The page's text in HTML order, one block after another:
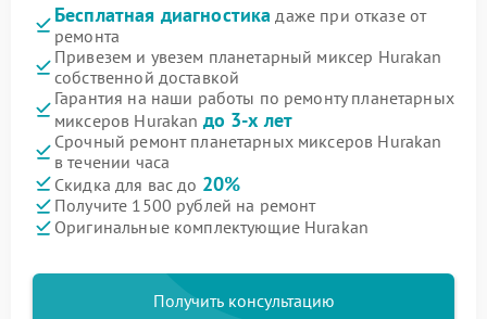
Бесплатная диагностика даже при отказе от
ремонта
Привезем и увезем планетарный миксер Hurakan
собственной доставкой
Гарантия на наши работы по ремонту планетарных
миксеров Hurakan до 3-х лет
Срочный ремонт планетарных миксеров Hurakan
в течении часа
Скидка для вас до 20%
Получите 1500 рублей на ремонт
Оригинальные комплектующие Hurakan
Получить консультацию